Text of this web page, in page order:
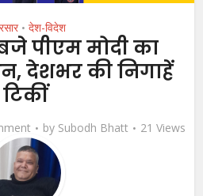
• देश-विदेश
पीएम मोदी का
देशभर की निगाहें
टिकीं
by Subodh Bhatt 21 Views